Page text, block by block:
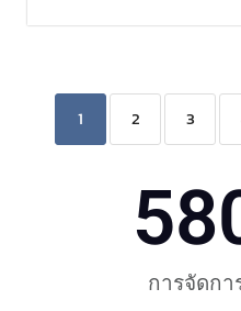
1 2 3
การจัดกา